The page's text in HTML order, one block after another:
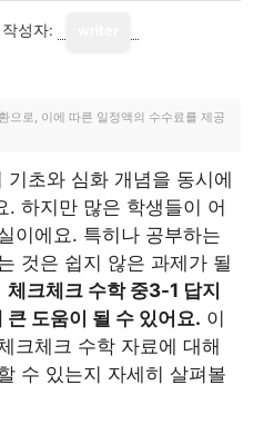
작성자:
으로, 이에 따른 일정액의 수수료를 제공
초와 심화 개념을 동시에
. 하지만 많은 학생들이 어
이에요. 특히나 공부하는
것은 쉽지 않은 과제가 될
체크체크 수학 중3-1 답지
도움이 될 수 있어요. 이
크체크 수학 자료에 대해
수 있는지 자세히 살펴볼